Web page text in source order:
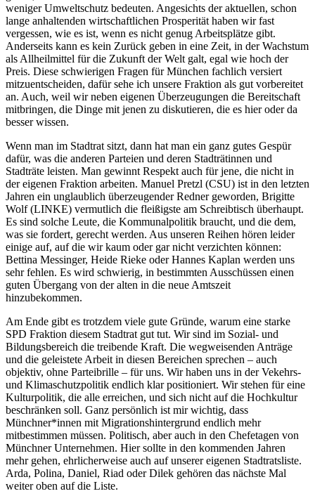
weniger Umweltschutz bedeuten. Angesichts der aktuellen, schon
lange anhaltenden wirtschaftlichen Prosperität haben wir fast
vergessen, wie es ist, wenn es nicht genug Arbeitsplätze gibt.
Anderseits kann es kein Zurück geben in eine Zeit, in der Wachstum
als Allheilmittel für die Zukunft der Welt galt, egal wie hoch der
Preis. Diese schwierigen Fragen für München fachlich versiert
mitzuentscheiden, dafür sehe ich unsere Fraktion als gut vorbereitet
an. Auch, weil wir neben eigenen Überzeugungen die Bereitschaft
mitbringen, die Dinge mit jenen zu diskutieren, die es hier oder da
besser wissen.
Wenn man im Stadtrat sitzt, dann hat man ein ganz gutes Gespür
dafür, was die anderen Parteien und deren Stadträtinnen und
Stadträte leisten. Man gewinnt Respekt auch für jene, die nicht in
der eigenen Fraktion arbeiten. Manuel Pretzl (CSU) ist in den letzten
Jahren ein unglaublich überzeugender Redner geworden, Brigitte
Wolf (LINKE) vermutlich die fleißigste am Schreibtisch überhaupt.
Es sind solche Leute, die Kommunalpolitik braucht, und die dem,
was sie fordert, gerecht werden. Aus unseren Reihen hören leider
einige auf, auf die wir kaum oder gar nicht verzichten können:
Bettina Messinger, Heide Rieke oder Hannes Kaplan werden uns
sehr fehlen. Es wird schwierig, in bestimmten Ausschüssen einen
guten Übergang von der alten in die neue Amtszeit
hinzubekommen.
Am Ende gibt es trotzdem viele gute Gründe, warum eine starke
SPD Fraktion diesem Stadtrat gut tut. Wir sind im Sozial- und
Bildungsbereich die treibende Kraft. Die wegweisenden Anträge
und die geleistete Arbeit in diesen Bereichen sprechen – auch
objektiv, ohne Parteibrille – für uns. Wir haben uns in der Vekehrs-
und Klimaschutzpolitik endlich klar positioniert. Wir stehen für eine
Kulturpolitik, die alle erreichen, und sich nicht auf die Hochkultur
beschränken soll. Ganz persönlich ist mir wichtig, dass
Münchner*innen mit Migrationshintergrund endlich mehr
mitbestimmen müssen. Politisch, aber auch in den Chefetagen von
Münchner Unternehmen. Hier sollte in den kommenden Jahren
mehr gehen, ehrlicherweise auch auf unserer eigenen Stadtratsliste.
Arda, Polina, Daniel, Riad oder Dilek gehören das nächste Mal
weiter oben auf die Liste.